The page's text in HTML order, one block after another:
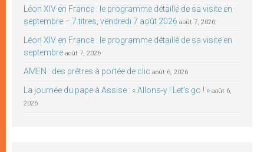
Léon XIV en France : le programme détaillé de sa visite en
septembre – 7 titres, vendredi 7 août 2026 août 7, 2026
Léon XIV en France : le programme détaillé de sa visite en
septembre août 7, 2026
AMEN : des prêtres à portée de clic août 6, 2026
La journée du pape à Assise : « Allons-y ! Let’s go ! » août 6,
2026